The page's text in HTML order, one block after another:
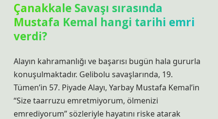
Çanakkale Savaşı sırasında
Mustafa Kemal hangi tarihi emri
verdi?
Alayın kahramanlığı ve başarısı bugün hala gururla
konuşulmaktadır. Gelibolu savaşlarında, 19.
Tümen’in 57. Piyade Alayı, Yarbay Mustafa Kemal’in
“Size taarruzu emretmiyorum, ölmenizi
emrediyorum” sözleriyle hayatını riske atarak